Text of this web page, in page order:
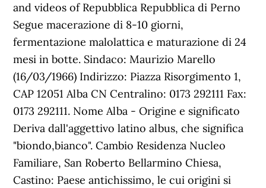
and videos of Repubblica Repubblica di Perno
Segue macerazione di 8-10 giorni,
fermentazione malolattica e maturazione di 24
mesi in botte. Sindaco: Maurizio Marello
(16/03/1966) Indirizzo: Piazza Risorgimento 1,
CAP 12051 Alba CN Centralino: 0173 292111 Fax:
0173 292111. Nome Alba - Origine e significato
Deriva dall'aggettivo latino albus, che significa
"biondo,bianco". Cambio Residenza Nucleo
Familiare, San Roberto Bellarmino Chiesa,
Castino: Paese antichissimo, le cui origini si